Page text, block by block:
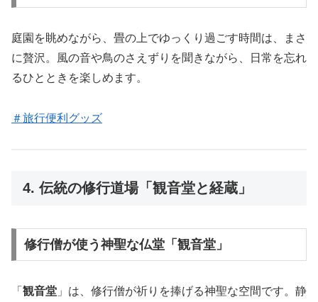
庭園を眺めながら、畳の上でゆっくり過ごす時間は、まさ
に贅沢。風の音や鳥のさえずりを聞きながら、日常を忘れ
るひとときを楽しめます。
＃旅行便利グッズ
4. 伝統の修行道場「観音堂と経蔵」
修行僧が使う神聖な仏堂「観音堂」
「 観音堂 」は、修行僧が祈りを捧げる神聖な空間です。静